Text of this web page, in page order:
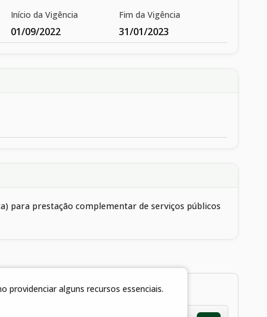
Início da Vigência
01/09/2022
Fim da Vigência
31/01/2023
para prestação complementar de serviços públicos
alguns recursos essenciais.